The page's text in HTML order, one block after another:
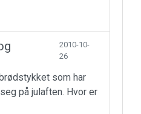
2010-10-
26
som har
på julaften. Hvor er